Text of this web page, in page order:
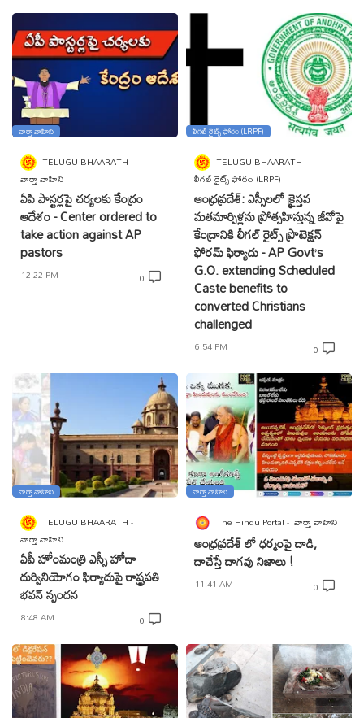
వార్తా వాహిని
TELUGU BHAARATH
వార్తా వాహిని
ఏపి పాస్టర్లపై చర్యలకు కేంద్రం
ఆదేశం - Center ordered to
take action against AP
pastors
12:22 PM 0
లీగల్ రైట్స్ ఫోరం (LRPF)
TELUGU BHAARATH
లీగల్ రైట్స్ ఫోరం (LRPF)
ఆంధ్రప్రదేశ్: ఎస్సీలలో క్రైస్తవ
మతమార్పిళ్లను ప్రోత్సహిస్తున్న జీవోపై
కేంద్రానికి లీగల్ రైట్స్ ప్రొటెక్షన్
ఫోరమ్ ఫిర్యాదు - AP Govt’s
G.O. extending Scheduled
Caste benefits to
converted Christians
challenged
6:54 PM 0
వార్తా వాహిని
TELUGU BHAARATH
వార్తా వాహిని
ఏపీ హోంమంత్రి ఎస్సీ హోదా
దుర్వినియోగం ఫిర్యాదుపై రాష్ట్రపతి
భవన్ స్పందన
8:48 AM 0
వార్తా వాహిని
The Hindu Portal వార్తా వాహిని
ఆంధ్రప్రదేశ్ లో ధర్మంపై దాడి,
దాచేస్తే దాగవు నిజాలు !
11:41 AM 0